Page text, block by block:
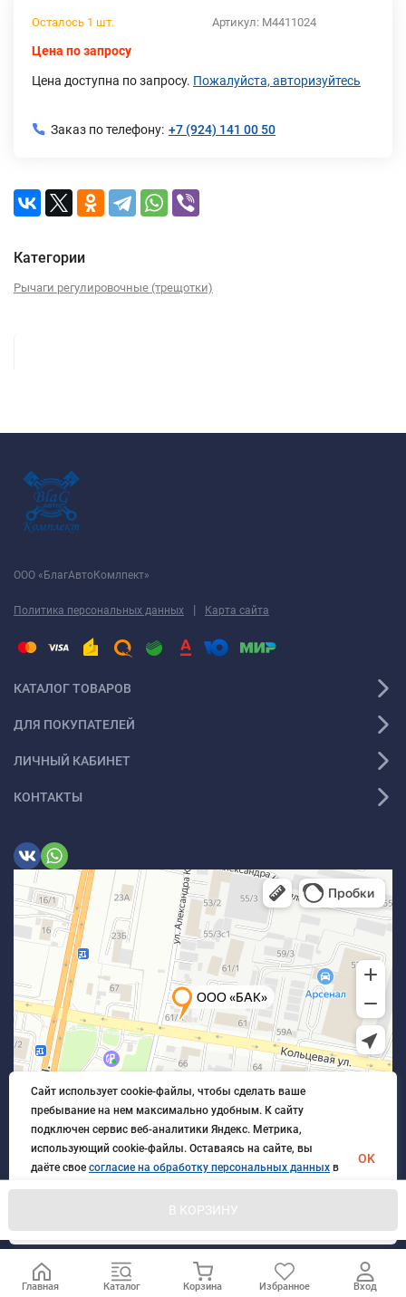
Артикул: М4411024
Осталось 1 шт.
Цена по запросу
Цена доступна по запросу. Пожалуйста, авторизуйтесь
В КОРЗИНУ
Заказ по телефону: +7 (924) 141 00 50
Категории
Рычаги регулировочные (трещотки)
ООО «БлагАвтоКомлпект»
Политика персональных данных | Карта сайта
КАТАЛОГ ТОВАРОВ
ДЛЯ ПОКУПАТЕЛЕЙ
ЛИЧНЫЙ КАБИНЕТ
КОНТАКТЫ
© 2026 БлагАвтоКомплект. Все права защищены
Главная Каталог Корзина Избранное Вход
Сайт использует cookie-файлы, чтобы сделать ваше
пребывание на нем максимально удобным. К cайту
подключен сервис веб-аналитики Яндекс. Метрика,
использующий cookie-файлы. Оставаясь на сайте, вы
даёте свое согласие на обработку персональных данных в
порядке, указанном вПолитике обработки персональных
OK